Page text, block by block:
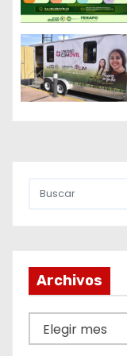
ó
n
d
a
d
Archivos
r